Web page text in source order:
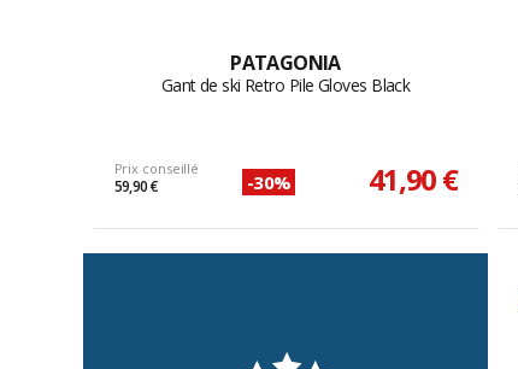
PATAGONIA
Gant de ski Retro Pile Gloves Black
Prix conseillé
59,90 € -30% 41,90 €